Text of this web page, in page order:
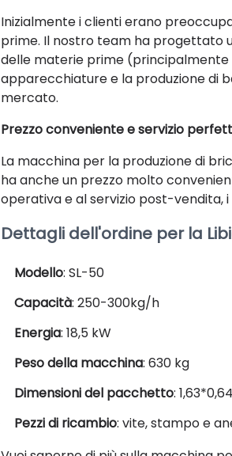
Inizialmente i clienti erano
prime. Il nostro team ha progettato
delle materie prime (principalmente
apparecchiature e la produzione di
mercato.
Prezzo conveniente e servizio
La macchina per la produzione di
ha anche un prezzo molto
operativa e al servizio post-vendita,
Dettagli dell'ordine per la
Modello: SL-50
Capacità: 250-300kg/h
Energia: 18,5 kW
Peso della macchina: 630 kg
Dimensioni del pacchetto:
Pezzi di ricambio: vite, stampo e